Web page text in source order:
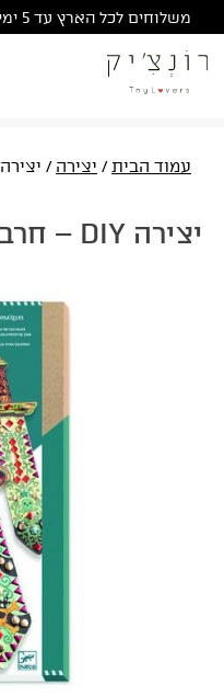
to
content
משלוחים לכל הארץ עד 5 ימי עסקים ! משלוח חינם מעל 400 ₪
עמוד הבית/ יצירה / יצירה DIY – חרבות Djeco
יצירה DIY – חרבות Djeco